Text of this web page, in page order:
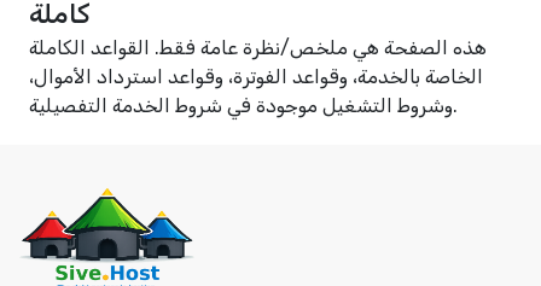
كاملة
هذه الصفحة هي ملخص/نظرة عامة فقط. القواعد الكاملة
الخاصة بالخدمة، وقواعد الفوترة، وقواعد استرداد الأموال،
وشروط التشغيل موجودة في شروط الخدمة التفصيلية .